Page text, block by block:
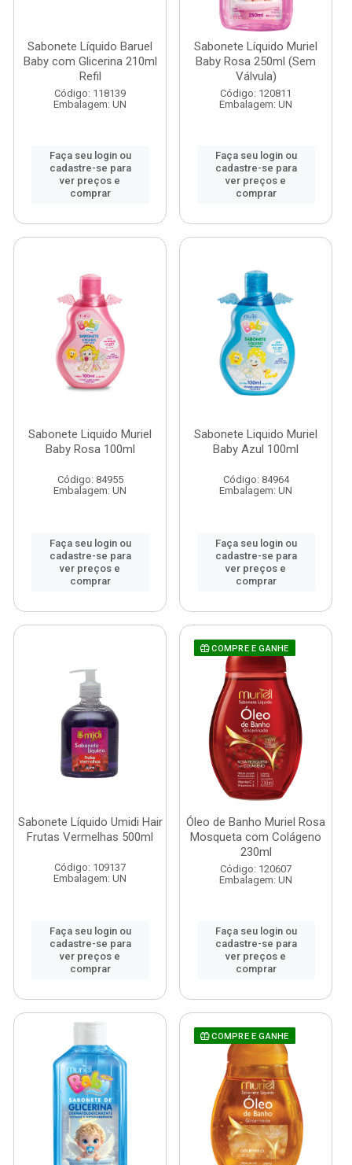
Sabonete Líquido Baruel
Baby com Glicerina 210ml
Refil
Código: 118139
Embalagem: UN
Faça seu login ou
cadastre-se para
ver preços e
comprar
Sabonete Líquido Muriel
Baby Rosa 250ml (Sem
Válvula)
Código: 120811
Embalagem: UN
Faça seu login ou
cadastre-se para
ver preços e
comprar
Sabonete Liquido Muriel
Baby Rosa 100ml
Código: 84955
Embalagem: UN
Faça seu login ou
cadastre-se para
ver preços e
comprar
Sabonete Liquido Muriel
Baby Azul 100ml
Código: 84964
Embalagem: UN
Faça seu login ou
cadastre-se para
ver preços e
comprar
Sabonete Líquido Umidi Hair
Frutas Vermelhas 500ml
Código: 109137
Embalagem: UN
Faça seu login ou
cadastre-se para
ver preços e
comprar
COMPRE E GANHE
Óleo de Banho Muriel Rosa
Mosqueta com Colágeno
230ml
Código: 120607
Embalagem: UN
Faça seu login ou
cadastre-se para
ver preços e
comprar
COMPRE E GANHE